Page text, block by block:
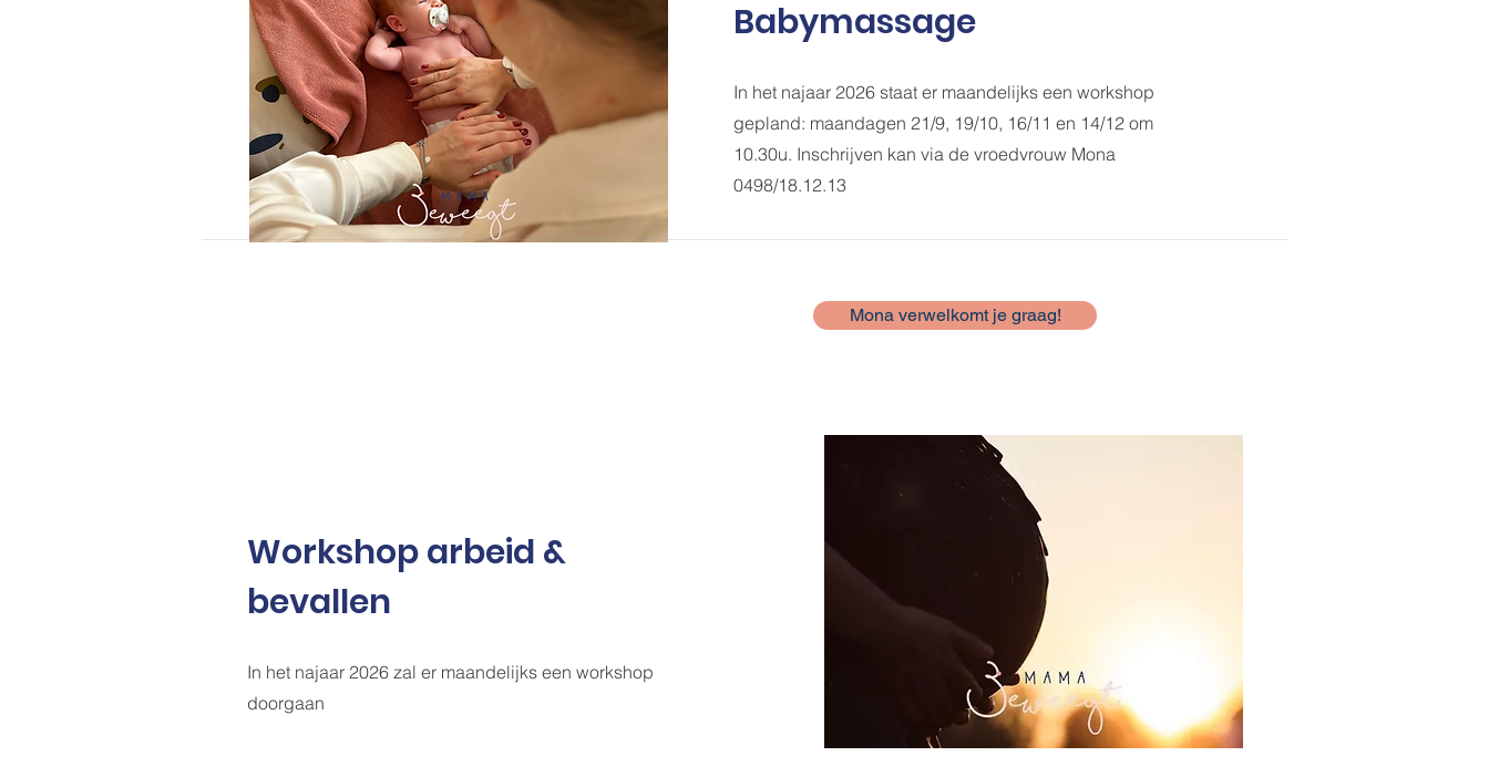
Babymassage
In het najaar 2026 staat er maandelijks een workshop
gepland: maandagen 21/9, 19/10, 16/11 en 14/12 om
10.30u. Inschrijven kan via de vroedvrouw Mona
0498/18.12.13
Mona verwelkomt je graag!
Workshop arbeid &
bevallen
In het najaar 2026 zal er maandelijks een workshop
doorgaan